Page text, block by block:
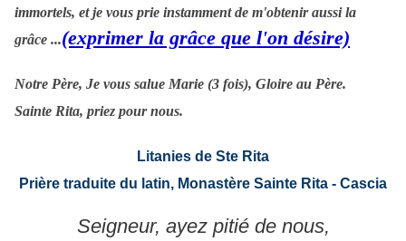
immortels, et je vous prie instamment de m'obtenir aussi la
grâce ...(exprimer la grâce que l'on désire)
Notre Père, Je vous salue Marie (3 fois), Gloire au Père.
Sainte Rita, priez pour nous.
Litanies de Ste Rita
Prière traduite du latin, Monastère Sainte Rita - Cascia
Seigneur, ayez pitié de nous,